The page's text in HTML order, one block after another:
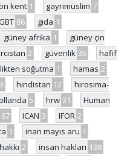
kent 1 gayrimüslim 7
86 gıda 1
güney afrika 1
güney çin
2 güvenlik 35
hafif
soğutma 1 hamas 2
3 hindistan 12
hirosima-
5 hrw 31
Human
67 ICAN 3 IFOR 2
1 inan mayıs aru 1
2 insan hakları 138